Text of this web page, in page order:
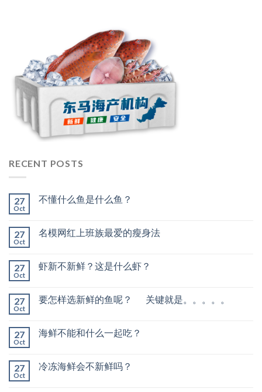
RECENT POSTS
27
Oct
不懂什么鱼是什么鱼？
27
Oct
名模网红上班族最爱的瘦身法
27
Oct
虾新不新鲜？这是什么虾？
27
Oct
要怎样选新鲜的鱼呢？ 关键就是。。。。。
27
Oct
海鲜不能和什么一起吃？
27
Oct
冷冻海鲜会不新鲜吗？